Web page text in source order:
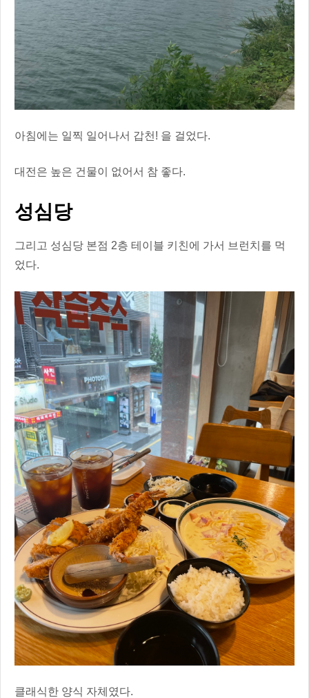
아침에는 일찍 일어나서 갑천! 을 걸었다.
대전은 높은 건물이 없어서 참 좋다.
성심당
그리고 성심당 본점 2층 테이블 키친에 가서 브런치를 먹
었다.
클래식한 양식 자체였다.